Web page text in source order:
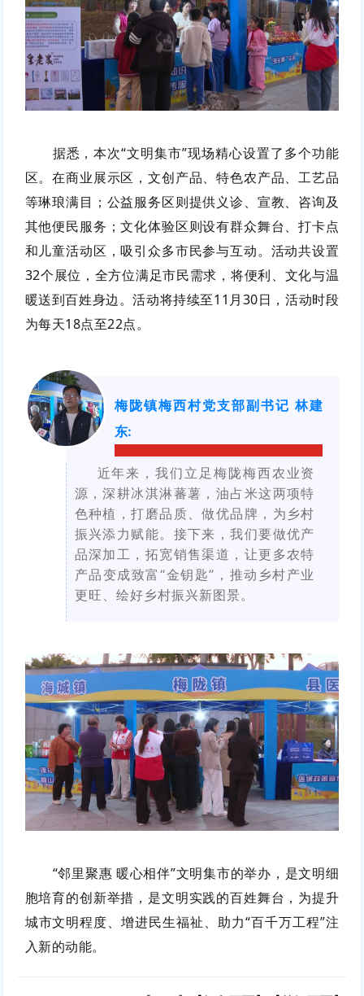
据悉，本次“文明集市”现场精心设置了多个功能
区。在商业展示区，文创产品、特色农产品、工艺品
等琳琅满目；公益服务区则提供义诊、宣教、咨询及
其他便民服务；文化体验区则设有群众舞台、打卡点
和儿童活动区，吸引众多市民参与互动。活动共设置
32个展位，全方位满足市民需求，将便利、文化与温
暖送到百姓身边。活动将持续至11月30日，活动时段
为每天18点至22点。
梅陇镇梅西村党支部副书记 林建
东:
近年来，我们立足梅陇梅西农业资
源，深耕冰淇淋蕃薯，油占米这两项特
色种植，打磨品质、做优品牌，为乡村
振兴添力赋能。接下来，我们要做优产
品深加工，拓宽销售渠道，让更多农特
产品变成致富“金钥匙”，推动乡村产业
更旺、绘好乡村振兴新图景。
“邻里聚惠 暖心相伴”文明集市的举办，是文明细
胞培育的创新举措，是文明实践的百姓舞台，为提升
城市文明程度、增进民生福祉、助力“百千万工程”注
入新的动能。